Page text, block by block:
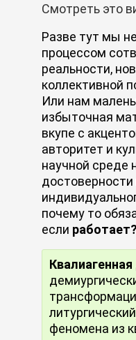
Смотреть это
Разве тут мы
процессом
реальности,
коллективной
Или нам
избыточная
вкупе с
авторитет и
научной среде
достоверности
почему то
если работает?
феномена из